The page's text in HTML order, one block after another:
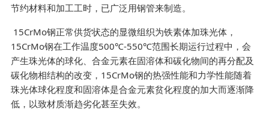
节约材料和加工工时，已广泛用钢管来制造。
15CrMo钢正常供货状态的显微组织为铁素体加珠光体，
15CrMo钢在工作温度500℃-550℃范围长期运行过程中，会
产生珠光体的球化、合金元素在固溶体和碳化物间的再分配及
碳化物相结构的改变，15CrMo钢的热强性能和力学性能随着
珠光体球化程度和固溶体是合金元素贫化程度的加大而逐渐降
低，以致材质渐趋劣化甚至失效。